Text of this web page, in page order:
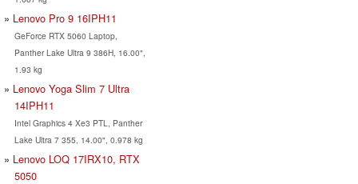
Lenovo Pro 9 16IPH11
GeForce RTX 5060 Laptop,
Panther Lake Ultra 9 386H, 16.00",
1.93 kg
Lenovo Yoga Slim 7 Ultra
14IPH11
Intel Graphics 4 Xe3 PTL, Panther
Lake Ultra 7 355, 14.00", 0.978 kg
Lenovo LOQ 17IRX10, RTX
5050